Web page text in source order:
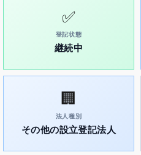
✅
登記状態
継続中
🏢
法人種別
その他の設立登記法人